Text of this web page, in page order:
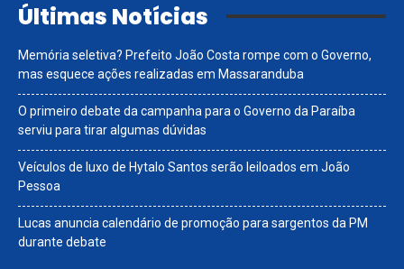
Últimas Notícias
Memória seletiva? Prefeito João Costa rompe com o Governo,
mas esquece ações realizadas em Massaranduba
O primeiro debate da campanha para o Governo da Paraíba
serviu para tirar algumas dúvidas
Veículos de luxo de Hytalo Santos serão leiloados em João
Pessoa
Lucas anuncia calendário de promoção para sargentos da PM
durante debate